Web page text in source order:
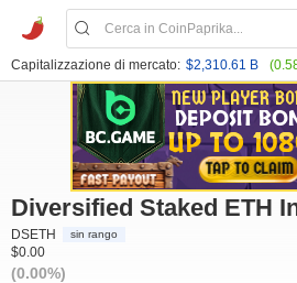
Capitalizzazione di mercato: $2,310.61 B
Diversified Staked ETH
DSETH sin rango
$0.00
(0.00%)